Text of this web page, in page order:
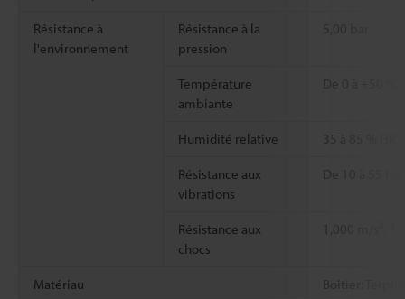
Résistance à
l'environnement
Résistance à la
pression
5,00 bar
Température
ambiante
De 0 à +50 °C
Humidité relative 35 à 85 % HR
Résistance aux
vibrations
De 10 à 55
Résistance aux
chocs
Matériau Boîtier: